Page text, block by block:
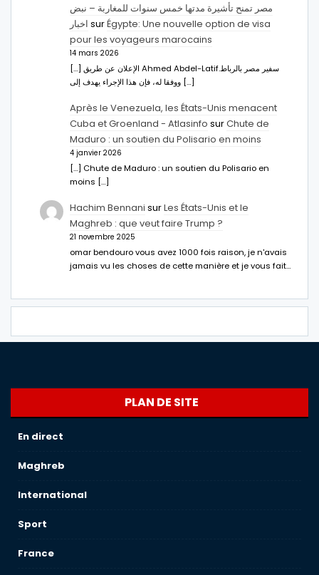
مصر تمنح تأشيرة مدتها خمس سنوات للمغاربة – نبض
اخبار surÉgypte: Une nouvelle option de visa
pour les voyageurs marocains
14 mars 2026
[…] الإعلان عن طريق Ahmed Abdel-Latifسفير مصر بالرباط.
ووفقا له، فإن هذا الإجراء يهدف إلى […]
Après le Venezuela, les États-Unis menacent
Cuba et Groenland - Atlasinfo surChute de
Maduro : un soutien du Polisario en moins
4 janvier 2026
[…] Chute de Maduro : un soutien du Polisario en
moins […]
Hachim Bennani surLes États-Unis et le
Maghreb : que veut faire Trump ?
21 novembre 2025
omar bendouro vous avez 1000 fois raison, je n'avais
jamais vu les choses de cette manière et je vous fait…
PLAN DE SITE
En direct
Maghreb
International
Sport
France